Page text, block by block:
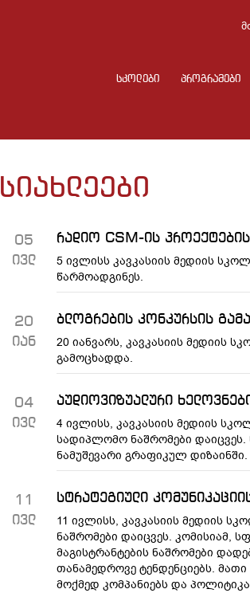
სკოლები პროგრამები
სიახლეები
05
ივლ
რადიო CSM-ის
5 ივლისს კავკასიის მედიის
წარმოადგინეს.
20
იან
ბლოგრების კონკურსის
20 იანვარს, კავკასიის მედიის
გამოცხადდა.
04
ივლ
აუდიოვიზუალური
4 ივლისს, კავკასიის მედიის
სადიპლომო ნაშრომები
ნამუშევარი გრაფიკულ დიზაინში.
11
ივლ
სტრატეგიული
11 ივლისს, კავკასიის მედიის
ნაშრომები დაიცვეს. კომისიამ,
მაგისტრანტების ნაშრომები
თანამედროვე ტენდენციებს.
მოქმედ კომპანიებს და